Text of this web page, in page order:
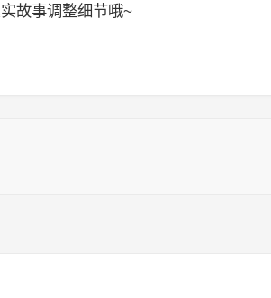
故事调整细节哦~